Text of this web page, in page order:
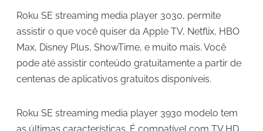
Roku SE streaming media player 3030, permite
assistir o que você quiser da Apple TV, Netflix, HBO
Max, Disney Plus, ShowTime, e muito mais. Você
pode até assistir conteúdo gratuitamente a partir de
centenas de aplicativos gratuitos disponíveis.
Roku SE streaming media player 3930 modelo tem
as últimas características. É compatível com TV HD